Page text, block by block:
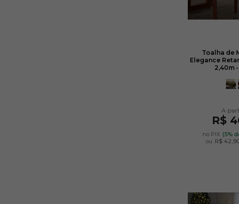
Toalha de
Elegance
2,40m
R$
no PIX (5%
ou R$